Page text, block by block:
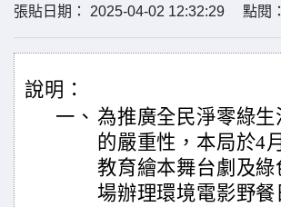
張貼日期： 2025-04-02 12:32:29 點閱：
說明：
一、 為推廣全民淨零綠
的嚴重性，本局於4
教育繪本舞台劇及
場辦理環境電影野